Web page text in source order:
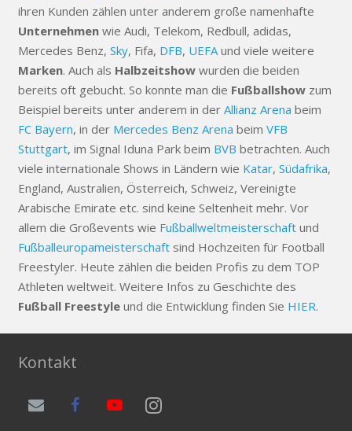
ihren Kunden zählen unter anderem große namenhafte
Unternehmenwie Audi, Telekom, Redbull, adidas,
Mercedes Benz, Sky, Fifa, DFB, UEFAund viele weitere
Marken. Auch als Halbzeitshowwurden die beiden
bereits oft gebucht. So konnte man die Fußballshowzum
Beispiel bereits unter anderem in der Allianz Arena beim
FC Bayern, in der Mercedes Benz Arena beim VFB
Stuttgart, im Signal Iduna Park beim BVB betrachten. Auch
viele internationale Shows in Ländern wie Katar, Südafrika,
England, Australien, Österreich, Schweiz, Vereinigte
Arabische Emirate etc. sind keine Seltenheit mehr. Vor
allem die Großevents wie Fußballweltmeisterschaftund
Fußballeuropameisterschaftsind Hochzeiten für Football
Freestyler. Heute zählen die beiden Profis zu dem TOP
Athleten weltweit. Weitere Infos zu Geschichte des
Fußball Freestyleund die Entwicklung finden Sie HIER.
Kontakt